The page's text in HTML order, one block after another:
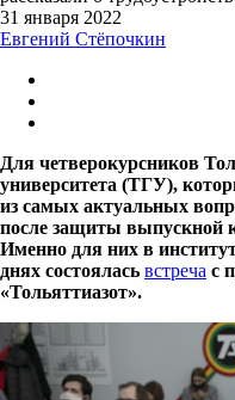
31 января 2022
Евгений Стёпочкин
Для четверокурсников
университета (ТГУ),
из самых актуальных
после защиты выпускной
Именно для них в
днях состоялась встреча с
«Тольяттиазот».